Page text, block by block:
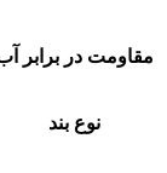
مقاومت در برابر
نوع بند